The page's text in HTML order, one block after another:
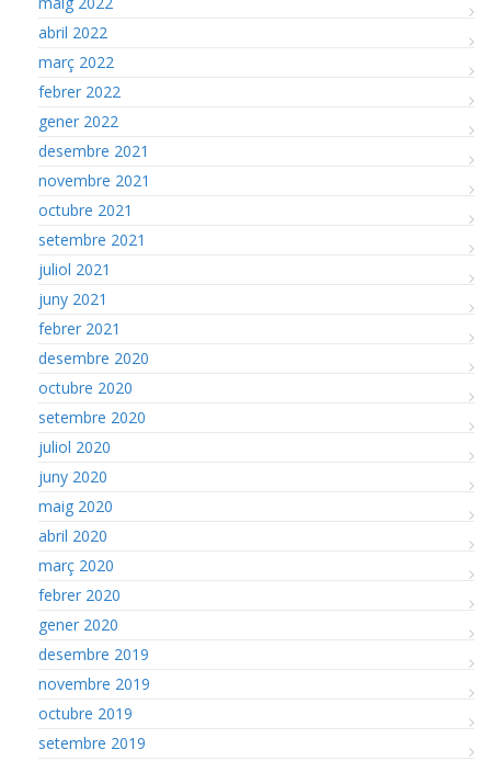
abril 2022
març 2022
febrer 2022
gener 2022
desembre 2021
novembre 2021
octubre 2021
setembre 2021
juliol 2021
juny 2021
febrer 2021
desembre 2020
octubre 2020
setembre 2020
juliol 2020
juny 2020
maig 2020
abril 2020
març 2020
febrer 2020
gener 2020
desembre 2019
novembre 2019
octubre 2019
setembre 2019